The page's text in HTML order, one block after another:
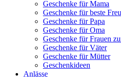
Geschenke für Mama
Geschenke für beste
Geschenke für Papa
Geschenke für Oma
Geschenke für Frauen
Geschenke für Väter
Geschenke für Mütter
Geschenkideen
Anlässe